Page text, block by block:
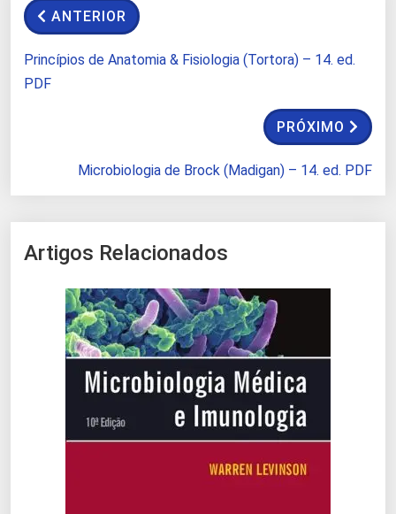
ANTERIOR
Princípios de Anatomia & Fisiologia (Tortora) – 14. ed.
PDF
PRÓXIMO
Microbiologia de Brock (Madigan) – 14. ed. PDF
Artigos Relacionados